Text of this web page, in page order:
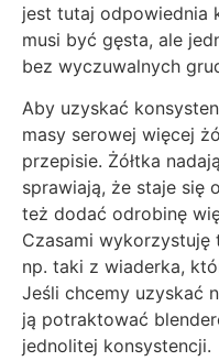
jest tutaj odpowiednia
musi być gęsta, ale
bez wyczuwalnych
Aby uzyskać
masy serowej więcej
przepisie. Żółtka
sprawiają, że staje się
też dodać odrobinę
Czasami
np. taki z wiaderka,
Jeśli chcemy uzyskać
ją potraktować
jednolitej konsystencji.